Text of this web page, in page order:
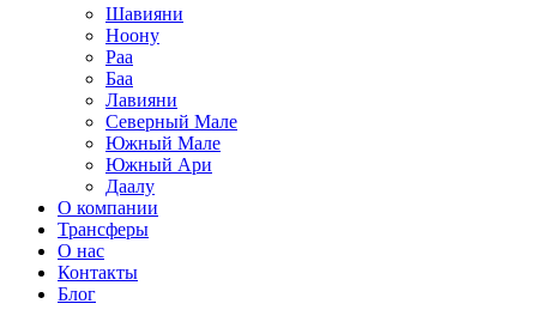
Шавияни
Ноону
Раа
Баа
Лавияни
Северный Мале
Южный Мале
Южный Ари
Даалу
О компании
Трансферы
О нас
Контакты
Блог